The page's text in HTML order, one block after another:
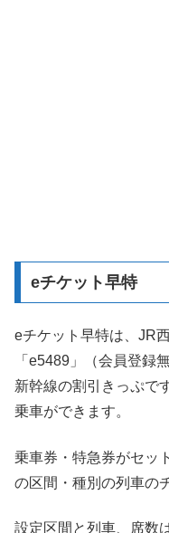
eチケット早特
eチケット早特は、JR
「e5489」（会員登録
新幹線の割引きっぷで
乗車ができます。
乗車券・特急券がセッ
の区間・種別の列車の
設定区間と列車、席数